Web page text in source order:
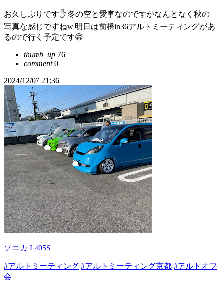
お久しぶりです✋ 冬の空と愛車なのですがなんとなく秋の
写真な感じですねw 明日は前橋in36アルトミーティングがあ
るので行く予定です😁
thumb_up 76
comment0
2024/12/07 21:36
ソニカ L405S
#アルトミーティング #アルトミーティング京都 #アルトオフ
会